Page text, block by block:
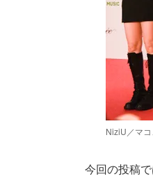
NiziU／マ
今回の投稿